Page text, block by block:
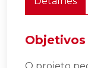
Objetivos